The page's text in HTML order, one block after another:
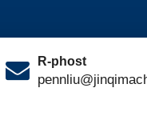
R-phost